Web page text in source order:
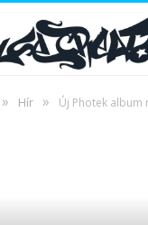
» Hír »
Új Photek album